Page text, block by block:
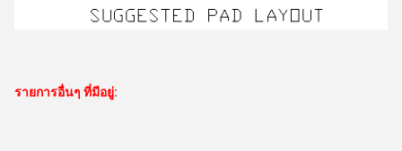
รายการอื่นๆ ที่มีอยู่: